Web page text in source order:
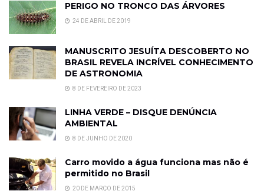
PERIGO NO TRONCO DAS ÁRVORES
24 DE ABRIL DE 2019
MANUSCRITO JESUÍTA DESCOBERTO NO
BRASIL REVELA INCRÍVEL CONHECIMENTO
DE ASTRONOMIA
8 DE FEVEREIRO DE 2023
LINHA VERDE – DISQUE DENÚNCIA
AMBIENTAL
8 DE JUNHO DE 2020
Carro movido a água funciona mas não é
permitido no Brasil
20 DE MARÇO DE 2015